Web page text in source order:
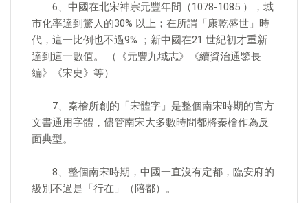
6、中國在北宋神宗元豐年間（1078-1085 ），城
市化率達到驚人的30% 以上；在所謂「康乾盛世」時
代，這一比例也不過9% ；新中國在21 世紀初才重新
達到這一數值。 （《元豐九域志》《續資治通鑒長
編》《宋史》等）
7、秦檜所創的「宋體字」是整個南宋時期的官方
文書通用字體，儘管南宋大多數時間都將秦檜作為反
面典型。
8、整個南宋時期，中國一直沒有定都，臨安府的
級別不過是「行在」（陪都）。